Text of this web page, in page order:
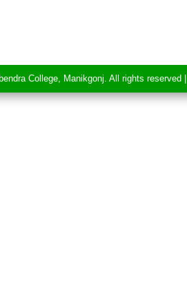
College, Manikgonj. All rights reserved